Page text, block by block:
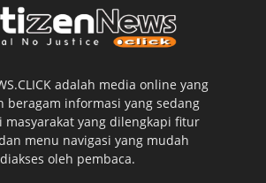
adalah media online yang
beragam informasi yang sedang
yang dilengkapi fitur
menu navigasi yang mudah
diakses oleh pembaca.